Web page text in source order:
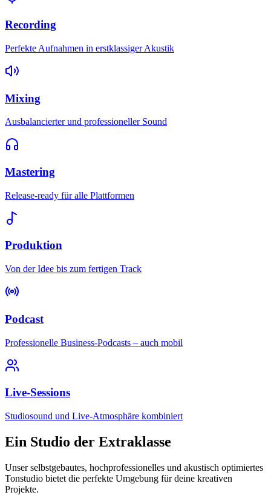
Recording
Perfekte Aufnahmen in erstklassiger Akustik
Mixing
Ausbalancierter und professioneller Sound
Mastering
Release-ready für alle Plattformen
Produktion
Von der Idee bis zum fertigen Track
Podcast
Professionelle Business-Podcasts – auch mobil
Live-Sessions
Studiosound und Live-Atmosphäre kombiniert
Ein Studio der Extraklasse
Unser selbstgebautes, hochprofessionelles und akustisch optimiertes
Tonstudio bietet die perfekte Umgebung für deine kreativen
Projekte.